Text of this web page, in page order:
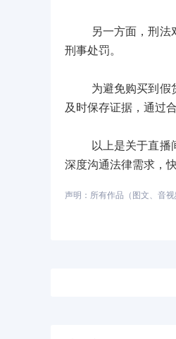
另一方面，刑法对
刑事处罚。
为避免购买到假货
及时保存证据，通过
以上是关于直播间
深度沟通法律需求，
声明：所有作品（图文、音